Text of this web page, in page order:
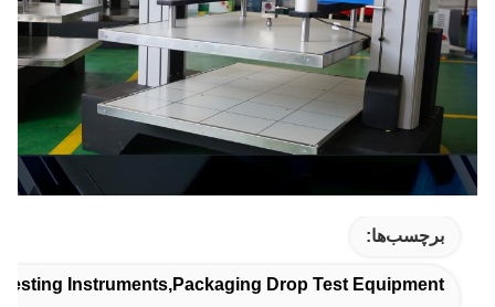
برچسب‌ها:
Instruments,packaging Drop Test Equipment